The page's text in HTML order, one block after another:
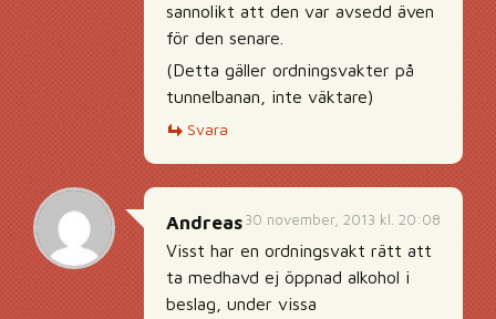
sannolikt att den var avsedd även
för den senare.
(Detta gäller ordningsvakter på
tunnelbanan, inte väktare)
Svara
30 november, 2013 kl. 20:08
Andreas
Visst har en ordningsvakt rätt att
ta medhavd ej öppnad alkohol i
beslag, under vissa